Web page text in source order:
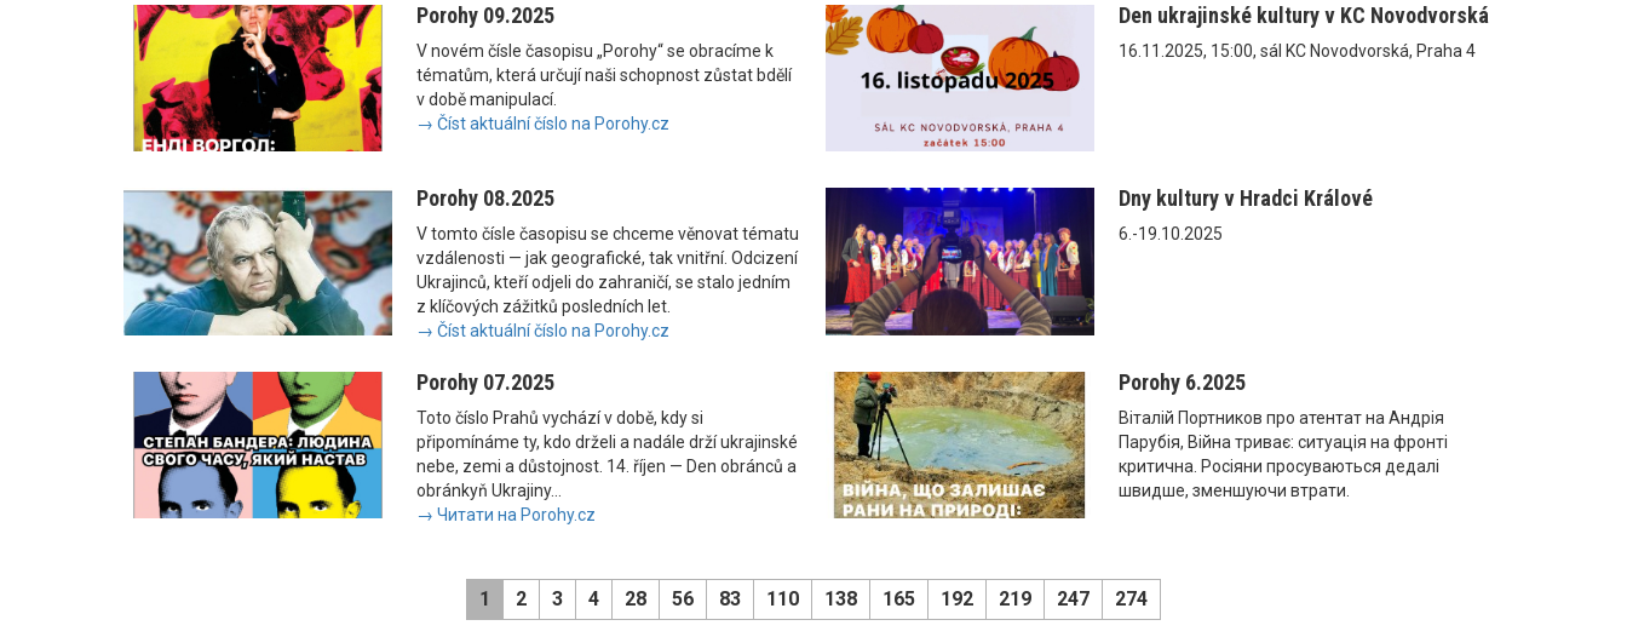
Porohy 09.2025
V novém čísle časopisu „Porohy“ se obracíme k
tématům, která určují naši schopnost zůstat bdělí
v době manipulací.
→ Číst aktuální číslo na Porohy.cz
Den ukrajinské kultury v KC Novodvorská
16.11.2025, 15:00, sál KC Novodvorská, Praha 4
Porohy 08.2025
V tomto čísle časopisu se chceme věnovat tématu
vzdálenosti — jak geografické, tak vnitřní. Odcizení
Ukrajinců, kteří odjeli do zahraničí, se stalo jedním
z klíčových zážitků posledních let.
→ Číst aktuální číslo na Porohy.cz
Dny kultury v Hradci Králové
6.-19.10.2025
Porohy 07.2025
Toto číslo Prahů vychází v době, kdy si
připomínáme ty, kdo drželi a nadále drží ukrajinské
nebe, zemi a důstojnost. 14. říjen — Den obránců a
obránkyň Ukrajiny...
→ Читати на Porohy.cz
Porohy 6.2025
Віталій Портников про атентат на Андрія
Парубія, Війна триває: ситуація на фронті
критична. Росіяни просуваються дедалі
швидше, зменшуючи втрати.
1 2 3 4 28 56 83 110 138 165 192 219 247 274